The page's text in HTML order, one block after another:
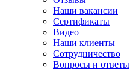
Наши вакансии
Сертификаты
Видео
Наши клиенты
Сотрудничество
Вопросы и ответы